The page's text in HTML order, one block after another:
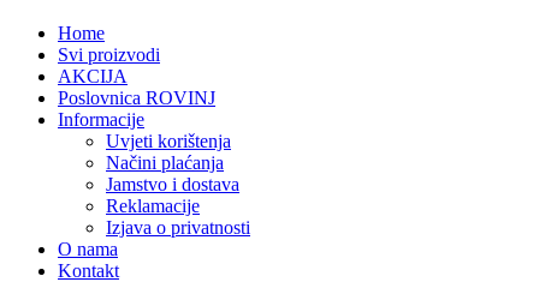
Home
Svi proizvodi
AKCIJA
Poslovnica ROVINJ
Informacije
Uvjeti korištenja
Načini plaćanja
Jamstvo i dostava
Reklamacije
Izjava o privatnosti
O nama
Kontakt